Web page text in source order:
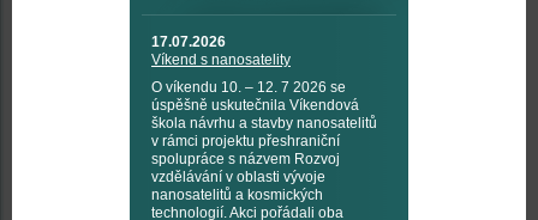
17.07.2026
Víkend s nanosatelity
O víkendu 10. – 12. 7 2026 se
úspěšně uskutečnila Víkendová
škola návrhu a stavby nanosatelitů
v rámci projektu přeshraniční
spolupráce s názvem Rozvoj
vzdělávání v oblasti vývoje
nanosatelitů a kosmických
technologií. Akci pořádali oba